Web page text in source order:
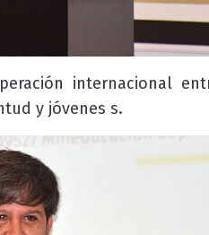
internacional
y jóvenes s.